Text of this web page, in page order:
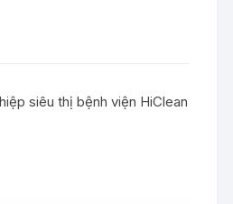
siêu thị bệnh viện HiClean